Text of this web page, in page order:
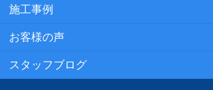
施工事例
お客様の声
スタッフブログ